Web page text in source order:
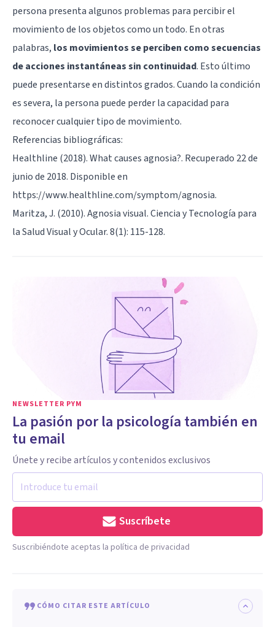
persona presenta algunos problemas para percibir el
movimiento de los objetos como un todo. En otras
palabras, los movimientos se perciben como secuencias
de acciones instantáneas sin continuidad. Esto último
puede presentarse en distintos grados. Cuando la condición
es severa, la persona puede perder la capacidad para
reconocer cualquier tipo de movimiento.
Referencias bibliográficas:
Healthline (2018). What causes agnosia?. Recuperado 22 de
junio de 2018. Disponible en
https://www.healthline.com/symptom/agnosia.
Maritza, J. (2010). Agnosia visual. Ciencia y Tecnología para
la Salud Visual y Ocular. 8(1): 115-128.
NEWSLETTER PYM
La pasión por la psicología también en
tu email
Únete y recibe artículos y contenidos exclusivos
Suscríbete
Suscribiéndote aceptas la política de privacidad
CÓMO CITAR ESTE ARTÍCULO